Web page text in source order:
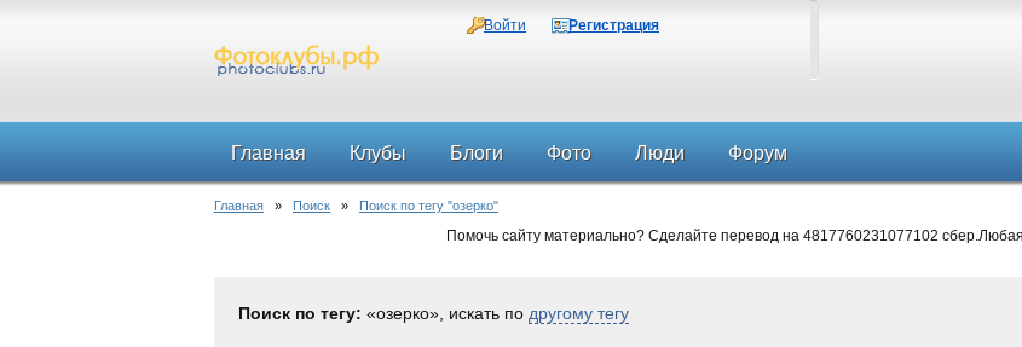
Войти Регистрация
Главная Клубы Блоги Фото Люди Форум
Главная » Поиск » Поиск по тегу "озерко"
Помочь сайту материально? Сделайте перевод на 4817760231077102
Поиск по тегу: «озерко», искать по другому тегу